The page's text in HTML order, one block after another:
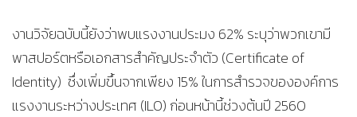
งานวิจัยฉบับนี้ยังว่าพบแรงงานประมง 62% ระบุว่าพวกเขามี
พาสปอร์ตหรือเอกสารสำคัญประจำตัว (Certificate of
Identity) ซึ่งเพิ่มขึ้นจากเพียง 15% ในการสำรวจขององค์การ
แรงงานระหว่างประเทศ (ILO) ก่อนหน้านี้ช่วงต้นปี 2560